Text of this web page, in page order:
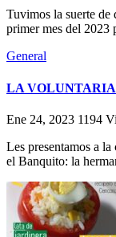
Tuvimos la suerte de
primer mes del 2023
General
LA
Ene 24, 2023 1194
Les presentamos a
el Banquito: la